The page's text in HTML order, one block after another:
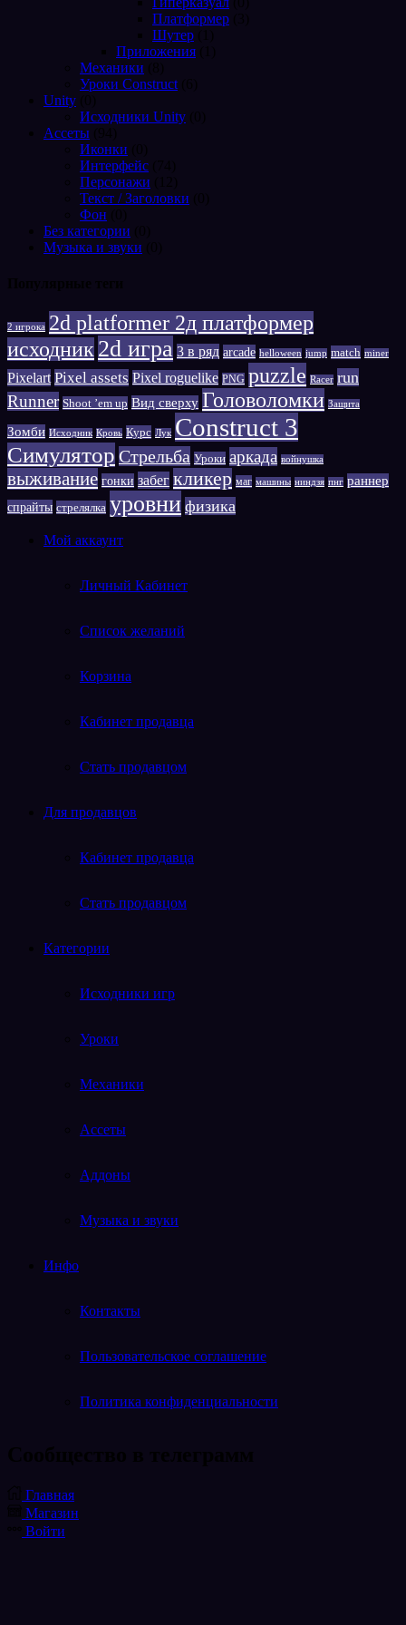
Платформер
Шутер
Приложения
Механики
Уроки Construct
Unity
Исходники Unity
Ассеты
Иконки
Интерфейс
Персонажи
Текст / Заголовки
Фон
Без категории
Музыка и звуки
2 игрока 2d platformer 2д платформер
исходник 2d игра 3 в ряд arcade helloween jump match miner
Pixelart Pixel assets Pixel roguelike PNG puzzle Racer run
Runner Shoot ’em up Вид сверху Головоломки Защита
Зомби Исходник Кровь Курс Лук Сonstruct 3
Симулятор Стрельба Уроки аркада войнушка
выживание гонки забег кликер маг машины ниндзя пнг раннер
спрайты стрелялка уровни физика
Мой аккаунт
Личный Кабинет
Список желаний
Корзина
Кабинет продавца
Стать продавцом
Для продавцов
Кабинет продавца
Стать продавцом
Категории
Исходники игр
Уроки
Механики
Ассеты
Аддоны
Музыка и звуки
Инфо
Контакты
Пользовательское соглашение
Политика конфиденциальности
Telegram
Главная
Магазин
Войти